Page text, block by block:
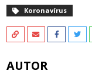
Koronavírus
AUTOR